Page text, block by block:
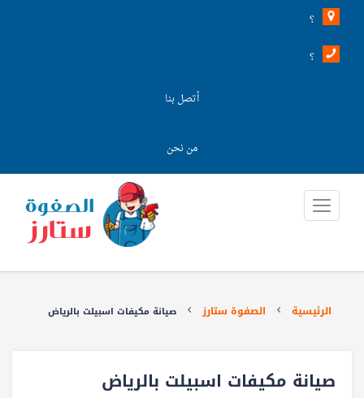
؟
أتصل بنا
من نحن
الرئيسية الصفوة ستارز صيانة مكيفات اسبيلت بالرياض
صيانة مكيفات اسبيلت بالرياض